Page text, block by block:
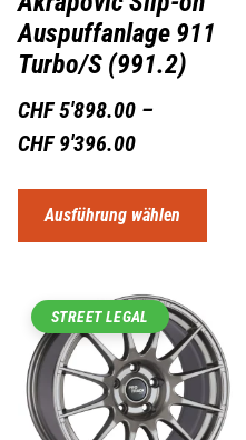
Auspuffanlage 911
Turbo/S (991.2)
CHF5'898.00 –
CHF9'396.00
Ausführung wählen
STREET LEGAL